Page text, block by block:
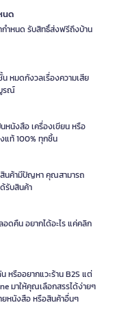
นด
ำหนด รับสิทธิ์ส่งฟรีถึงบ้าน
หมดกังวลเรื่องความเสีย
รณ์
หนังสือ เครื่องเขียน หรือ
แท้ 100% ทุกชิ้น
สินค้ามีปัญหา คุณสามารถ
รับสินค้า
ดคืน อยากได้อะไร แค่คลิก
หรืออยากแวะร้าน B2S แต่
มาให้คุณเลือกสรรได้ง่ายๆ
หนังสือ หรือสินค้าอื่นๆ